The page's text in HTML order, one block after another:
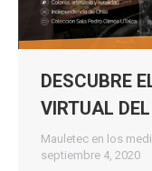
DESCUBRE
VIRTUAL
Mauletec en los
septiembre 4, 2020